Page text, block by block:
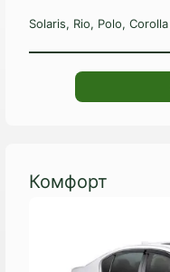
Solaris, Rio, Polo, Corolla
Комфорт